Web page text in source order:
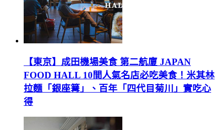
【東京】成田機場美食 第二航廈 JAPAN
FOOD HALL 10間人氣名店必吃美食！米其林
拉麵「銀座篝」、百年「四代目菊川」實吃心
得